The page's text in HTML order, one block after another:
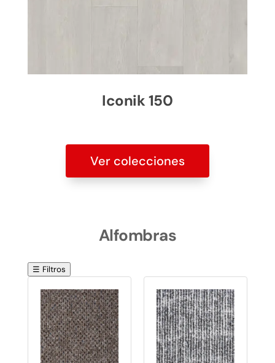
Iconik 150
Ver colecciones
Alfombras
☰ Filtros